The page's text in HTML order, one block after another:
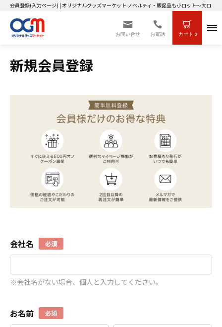
会員登録(入力ページ) | オリジナルグッズマーケット ノベルティ・販促品も小ロット～大ロッ
お問い合せ お電話 カート 0
新規会員登録
会社名 必須
※会社名がない場合、個人と入力してください。
お名前 必須